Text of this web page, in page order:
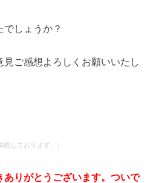
しょうか？
ご感想よろしくお願いいたし
載しております。）
りがとうございます。ついで